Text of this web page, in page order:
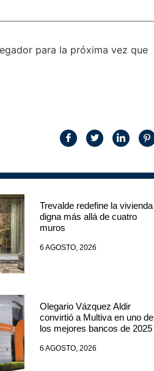
para la próxima vez que
Trevalde redefine la vivienda
digna más allá de cuatro
muros
6 AGOSTO, 2026
Olegario Vázquez Aldir
convirtió a Multiva en uno de
los mejores bancos de 2025
6 AGOSTO, 2026